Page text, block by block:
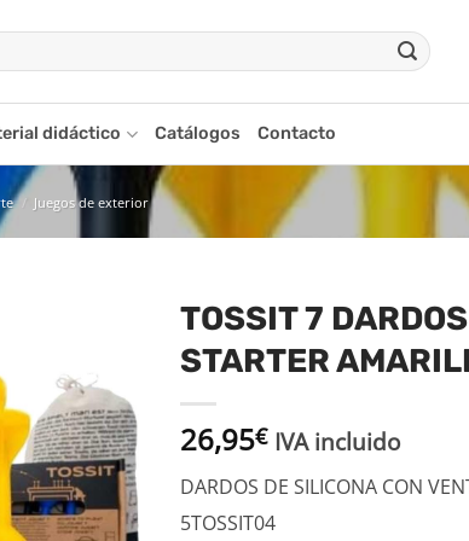
didáctico Catálogos Contacto
/ Juegos de exterior
a la
lista
de
deseos
TOSSIT 7
STARTER
26,95€ IVA incluido
DARDOS DE SILICONA CON
5TOSSIT04